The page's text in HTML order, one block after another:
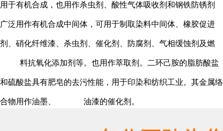
用于有机合成，也用作杀虫剂、酸性气体吸收剂和钢铁防锈剂
广泛用作有机合成中间体，可用于制取染料中间体、橡胶促进
剂、硝化纤维漆、杀虫剂、催化剂、防腐剂、气相缓蚀剂及燃
料抗氧化添加剂等。也用作萃取剂。二环己胺的脂肪酸盐
和硫酸盐具有肥皂的去污性能，用于印染和纺织工业。其金属络
合物用作油墨、 油漆的催化剂。